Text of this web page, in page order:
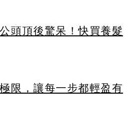
頭頂後驚呆！快買養髮
限，讓每一步都輕盈有